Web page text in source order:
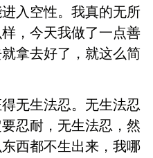
入空性。我真的无所
，今天我做了一点善
拿去好了，就这么简
无生法忍。无生法忍
忍耐，无生法忍，然
西都不生出来，我哪